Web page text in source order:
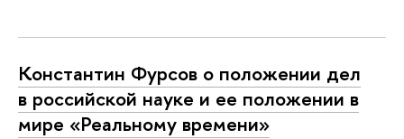
Константин Фурсов о положении дел
в российской науке и ее положении в
мире «Реальному времени»